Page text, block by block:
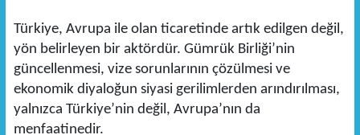
Türkiye, Avrupa ile olan ticaretinde artık edilgen değil,
yön belirleyen bir aktördür. Gümrük Birliği’nin
güncellenmesi, vize sorunlarının çözülmesi ve
ekonomik diyaloğun siyasi gerilimlerden arındırılması,
yalnızca Türkiye’nin değil, Avrupa’nın da
menfaatinedir.